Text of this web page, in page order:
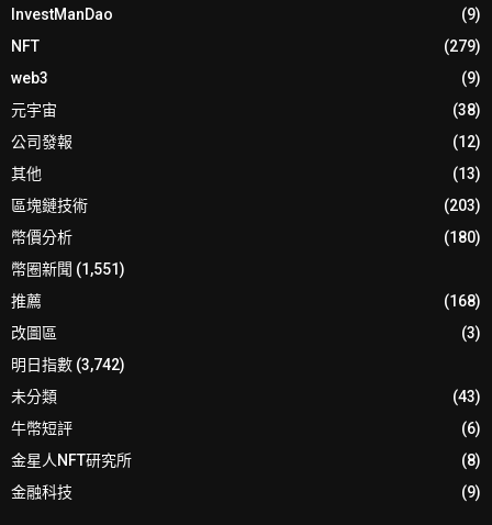
InvestManDao
(9)
NFT
(279)
web3
(9)
元宇宙
(38)
公司發報
(12)
其他
(13)
區塊鏈技術
(203)
幣價分析
(180)
幣圈新聞 (1,551)
推薦
(168)
改圖區
(3)
明日指數 (3,742)
未分類
(43)
牛幣短評
(6)
金星人NFT研究所
(8)
金融科技
(9)